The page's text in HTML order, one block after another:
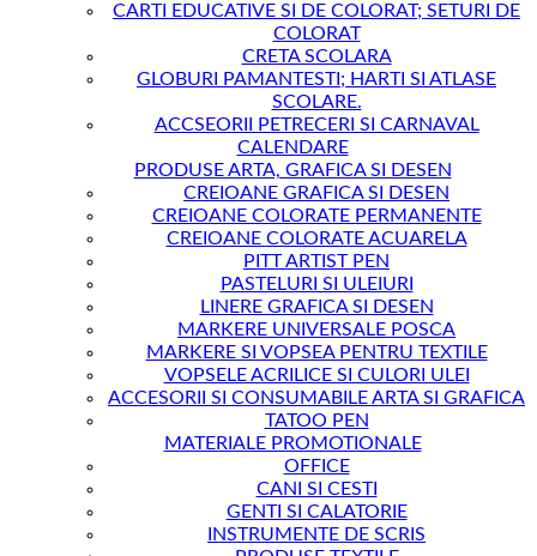
CARTI EDUCATIVE SI DE COLORAT; SETURI DE
COLORAT
CRETA SCOLARA
GLOBURI PAMANTESTI; HARTI SI ATLASE
SCOLARE.
ACCSEORII PETRECERI SI CARNAVAL
CALENDARE
PRODUSE ARTA, GRAFICA SI DESEN
CREIOANE GRAFICA SI DESEN
CREIOANE COLORATE PERMANENTE
CREIOANE COLORATE ACUARELA
PITT ARTIST PEN
PASTELURI SI ULEIURI
LINERE GRAFICA SI DESEN
MARKERE UNIVERSALE POSCA
MARKERE SI VOPSEA PENTRU TEXTILE
VOPSELE ACRILICE SI CULORI ULEI
ACCESORII SI CONSUMABILE ARTA SI GRAFICA
TATOO PEN
MATERIALE PROMOTIONALE
OFFICE
CANI SI CESTI
GENTI SI CALATORIE
INSTRUMENTE DE SCRIS